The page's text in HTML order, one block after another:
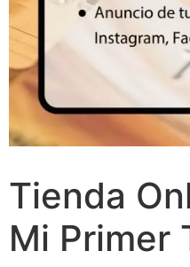
Tienda
Mi Primer